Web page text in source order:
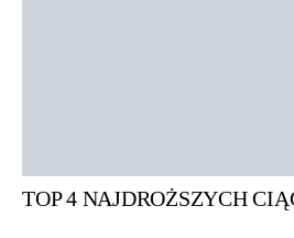
TOP 4 NAJDROŻSZYCH